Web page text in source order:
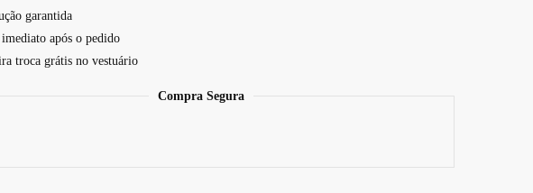
garantida
após o pedido
troca grátis no vestuário
Compra Segura